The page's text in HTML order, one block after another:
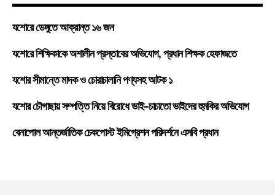
যশোরে ডেঙ্গুতে আক্রান্ত ১৬ জন
যশোরে শিক্ষিকাকে অশালীন প্রস্তাবের অভিযোগ, প্রধান শিক্ষক হেফাজতে
যশোর সীমান্তে মাদক ও চোরাচালানি পণ্যসহ আটক ১
যশোর চৌগাছায় সম্পত্তি নিয়ে বিরোধে ভাই-চাচাতো ভাইদের হুমকির অভিযোগ
বেনাপোল আন্তর্জাতিক চেকপোস্ট ইমিগ্রেশন পরিদর্শনে এসবি প্রধান